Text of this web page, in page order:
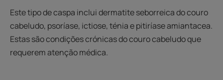
Este tipo de caspa inclui dermatite seborreica do couro
cabeludo, psoríase, ictiose, ténia e pitiríase amiantacea.
Estas são condições crónicas do couro cabeludo que
requerem atenção médica.